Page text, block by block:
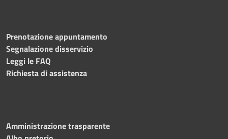
Prenotazione appuntamento
Segnalazione disservizio
Leggi le FAQ
Richiesta di assistenza
Amministrazione trasparente